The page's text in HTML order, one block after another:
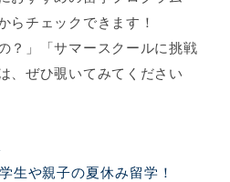
らチェックできます！
？」「サマースクールに挑戦
、ぜひ覗いてみてください
生や親子の夏休み留学！